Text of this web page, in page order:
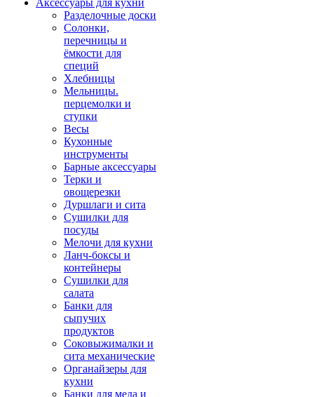
Аксессуары для кухни
Разделочные доски
Солонки,
перечницы и
ёмкости для
специй
Хлебницы
Мельницы.
перцемолки и
ступки
Весы
Кухонные
инструменты
Барные аксессуары
Терки и
овощерезки
Дуршлаги и сита
Сушилки для
посуды
Мелочи для кухни
Ланч-боксы и
контейнеры
Сушилки для
салата
Банки для
сыпучих
продуктов
Соковыжималки и
сита механические
Органайзеры для
кухни
Банки для меда и